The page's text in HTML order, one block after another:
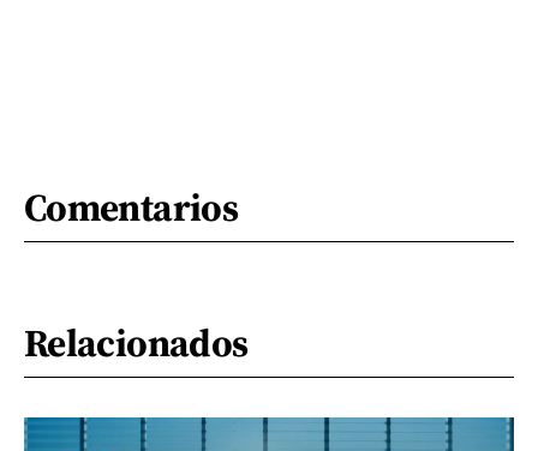
Comentarios
Relacionados